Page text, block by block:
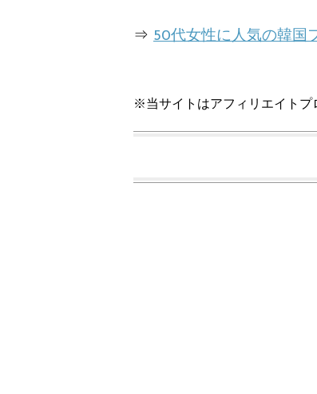
⇒ 50代女性に人気の韓国
※当サイトはアフィリエイトプ